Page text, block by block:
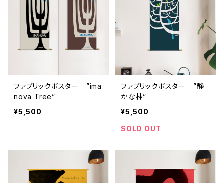
ファブリックポスター ”ima
nova Tree”
¥5,500
ファブリックポスター ”静
かな林”
¥5,500
SOLD OUT